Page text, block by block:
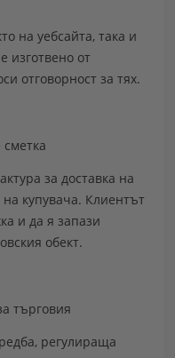
на уебсайта, така и
изготвено от
отговорност за тях.
за доставка на
купувача. Клиентът
и да я запази
обект.
търговия
регулираща